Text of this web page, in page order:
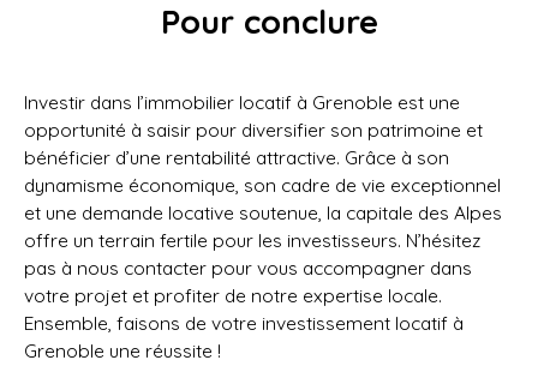
Pour conclure
Investir dans l’immobilier locatif à Grenoble est une
opportunité à saisir pour diversifier son patrimoine et
bénéficier d’une rentabilité attractive. Grâce à son
dynamisme économique, son cadre de vie exceptionnel
et une demande locative soutenue, la capitale des Alpes
offre un terrain fertile pour les investisseurs. N’hésitez
pas à nous contacter pour vous accompagner dans
votre projet et profiter de notre expertise locale.
Ensemble, faisons de votre investissement locatif à
Grenoble une réussite !